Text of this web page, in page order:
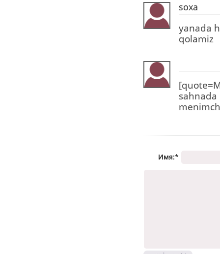
soxa
yanada
qolamiz
Имя:*